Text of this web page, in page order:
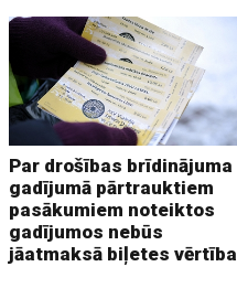
Par drošības brīdinājuma
gadījumā pārtrauktiem
pasākumiem noteiktos
gadījumos nebūs
jāatmaksā biļetes vērtība